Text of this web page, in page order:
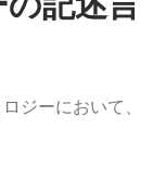
ジーにおいて、